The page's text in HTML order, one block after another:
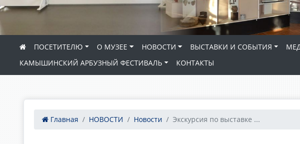
ПОСЕТИТЕЛЮ О МУЗЕЕ НОВОСТИ ВЫСТАВКИ И СОБЫТИЯ
КАМЫШИНСКИЙ АРБУЗНЫЙ ФЕСТИВАЛЬ
КОНТАКТЫ
Главная НОВОСТИ Новости Экскурсия по выставке ...